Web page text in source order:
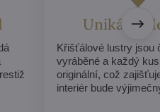
Unikátní
Křišťálové lustry jsou
vyráběné a každý
originální, což
interiér bude